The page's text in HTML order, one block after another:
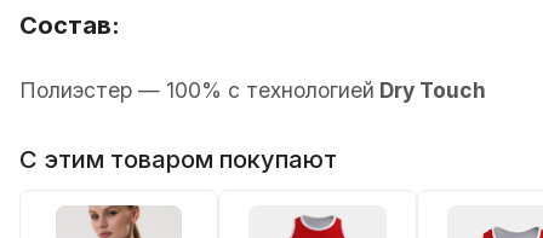
Состав:
Полиэстер — 100% с технологией Dry Touch
С этим товаром покупают